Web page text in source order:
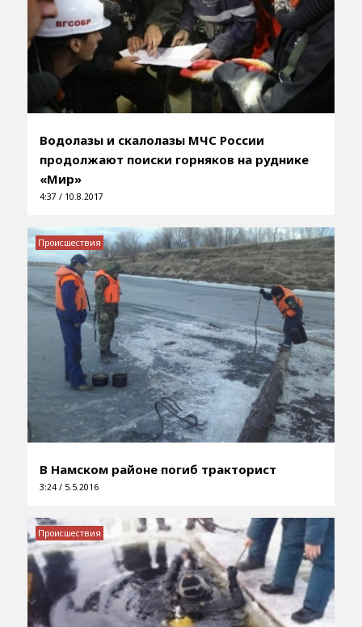
Водолазы и скалолазы МЧС России
продолжают поиски горняков на руднике
«Мир»
4:37 / 10.8.2017
В Намском районе погиб тракторист
3:24 / 5.5.2016
Происшествия
Происшествия